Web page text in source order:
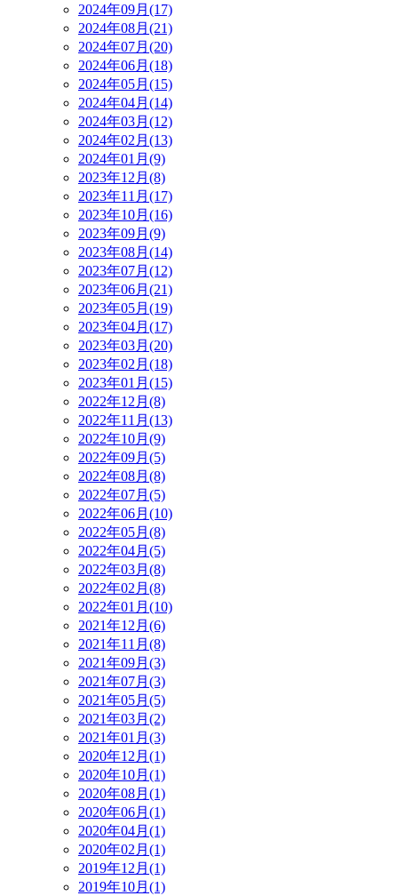
2024年09月(17)
2024年08月(21)
2024年07月(20)
2024年06月(18)
2024年05月(15)
2024年04月(14)
2024年03月(12)
2024年02月(13)
2024年01月(9)
2023年12月(8)
2023年11月(17)
2023年10月(16)
2023年09月(9)
2023年08月(14)
2023年07月(12)
2023年06月(21)
2023年05月(19)
2023年04月(17)
2023年03月(20)
2023年02月(18)
2023年01月(15)
2022年12月(8)
2022年11月(13)
2022年10月(9)
2022年09月(5)
2022年08月(8)
2022年07月(5)
2022年06月(10)
2022年05月(8)
2022年04月(5)
2022年03月(8)
2022年02月(8)
2022年01月(10)
2021年12月(6)
2021年11月(8)
2021年09月(3)
2021年07月(3)
2021年05月(5)
2021年03月(2)
2021年01月(3)
2020年12月(1)
2020年10月(1)
2020年08月(1)
2020年06月(1)
2020年04月(1)
2020年02月(1)
2019年12月(1)
2019年10月(1)